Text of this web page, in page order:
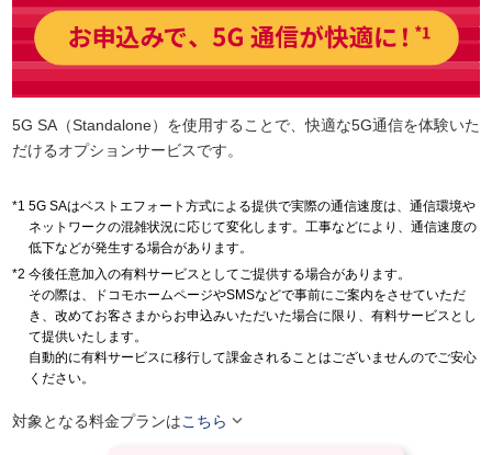
5G SA（Standalone）を使用することで、快適な5G通信を体験いた
だけるオプションサービスです。
5G SAはベストエフォート方式による提供で実際の通信速度は、通信環境や
ネットワークの混雑状況に応じて変化します。工事などにより、通信速度の
低下などが発生する場合があります。
今後任意加入の有料サービスとしてご提供する場合があります。
その際は、ドコモホームページやSMSなどで事前にご案内をさせていただ
き、改めてお客さまからお申込みいただいた場合に限り、有料サービスとし
て提供いたします。
自動的に有料サービスに移行して課金されることはございませんのでご安心
ください。
対象となる料金プランはこちら 